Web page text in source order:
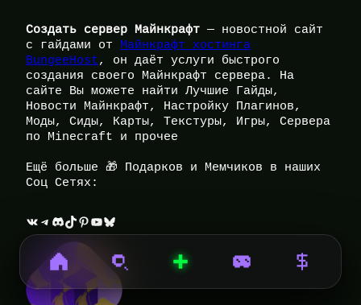
Создать сервер Майнкрафт — новостной сайт
с гайдами от
Майнкрафт хостинга
BungeeHost, он даёт услуги быстрого
создания своего Майнкрафт сервера. На
сайте Вы можете найти Лучшие Гайды,
Новости Майнкрафт, Настройку Плагинов,
Моды, Сиды, Карты, Текстуры, Игры, Сервера
по Minecraft и прочее
Ещё больше 🎁 Подарков и Мемчиков в наших
Соц Сетях:
ВКонтакте Telegram Discord TikTok Pinterest YouTube Bluesky